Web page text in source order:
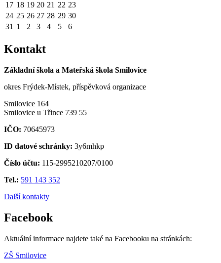
17 18 19 20 21 22 23
24 25 26 27 28 29 30
31 1 2 3 4 5 6
Kontakt
Základní škola a Mateřská škola Smilovice
okres Frýdek-Místek, příspěvková organizace
Smilovice 164
Smilovice u Třince 739 55
IČO: 70645973
ID datové schránky: 3y6mhkp
Číslo účtu: 115-2995210207/0100
Tel.: 591 143 352
Další kontakty
Facebook
Aktuální informace najdete také na Facebooku na stránkách:
ZŠ Smilovice